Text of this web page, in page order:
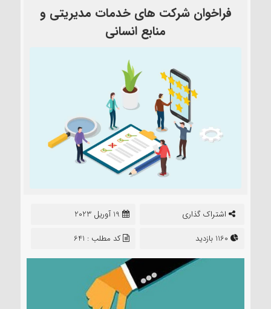
فراخوان شرکت های خدمات مدیریتی و
منابع انسانی
اشتراک گذاری
19 آوریل 2023
کد مطلب : 641